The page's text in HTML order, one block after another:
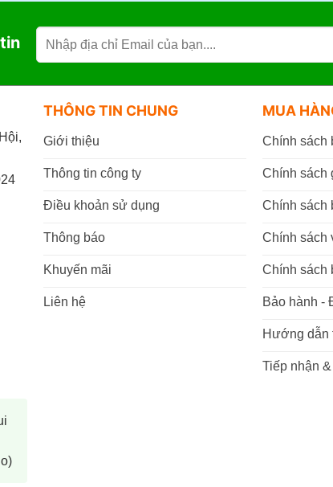
THÔNG TIN CHUNG
Giới thiệu
Thông tin công ty
Điều khoản sử dụng
Thông báo
Khuyến mãi
Liên hệ
MUA
Chính sách
Chính sách
Chính sách
Chính sách
Chính sách
Bảo hành -
Hướng dẫn
Tiếp nhận